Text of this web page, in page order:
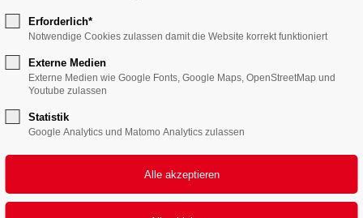
/ 365days
support for our
Fri 8:00am - 5:00pm
Have any questions?
Drop us a line
Tabs
Erforderlich*
Notwendige Cookies zulassen damit die Website korrekt funktioniert
Externe Medien
Externe Medien wie Google Fonts, Google Maps, OpenStreetMap und
Youtube zulassen
Statistik
Google Analytics und Matomo Analytics zulassen